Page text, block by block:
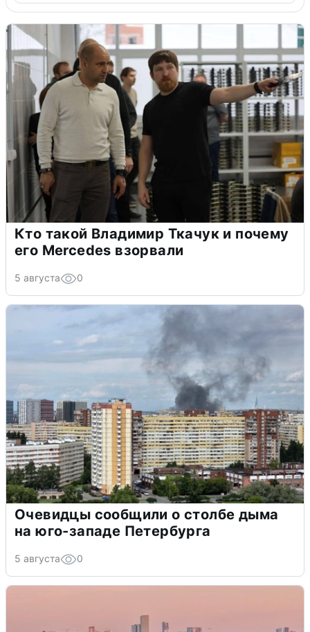
Кто такой Владимир Ткачук и почему
его Mercedes взорвали
5 августа 0
Очевидцы сообщили о столбе дыма
на юго-западе Петербурга
5 августа 0